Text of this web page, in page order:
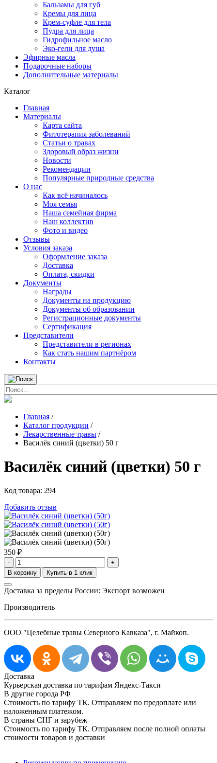
Бальзамы для губ
Кремы для лица
Крем-суфле для тела
Пудра для лица
Гидрофильное масло
Эко-гели для душа
Эфирные масла
Подарочные наборы
Дополнительные материалы
Каталог
Главная
Материалы
Карта сайта
Фитотерапия заболеваний
Статьи о травах
Здоровый образ жизни
Новости
Рекомендации
Популярные природные средства
О нас
Как всё начиналось
Моя семья
Наша семейная фирма
Наш коллектив
Фото и видео
Отзывы
Условия заказа
Оформление заказа
Доставка
Оплата, скидки
Документы
Награды
Документы на продукцию
Документы об образовании
Регистрационные документы
Сертификация
Представители
Представители в регионах
Как стать нашим партнёром
Контакты
Главная /
Каталог продукции /
Лекарственные травы /
Василёк синий (цветки) 50 г
Василёк синий (цветки) 50 г
Код товара: 294
Добавить отзыв
350 ₽
- +
Доставка за пределы России: Экспорт возможен
Производитель
ООО "Целебные травы Северного Кавказа", г. Майкоп.
Доставка
Курьерская доставка по тарифам Яндекс-Такси
В другие города РФ
Стоимость по тарифу ТК. Отправляем по предоплате или
наложенным платежом.
В страны СНГ и зарубеж
Стоимость по тарифу ТК. Отправляем после полной оплаты
стоимости товаров и доставки